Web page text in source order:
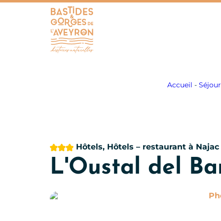
Accueil -
3 étoilesHôtels, Hôtels – restaurant à Najac
L'Oustal del